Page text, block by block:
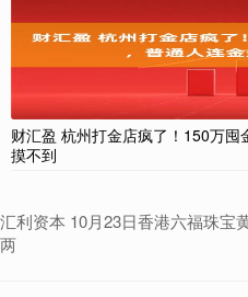
财汇盈 杭州打金店疯了！150万
摸不到
汇利资本 10月23日香港六福珠宝
两